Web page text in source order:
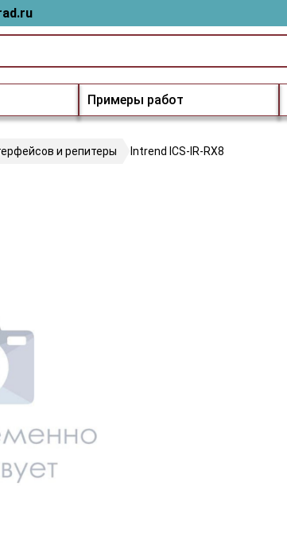
Примеры работ
и репитеры Intrend ICS-IR-RX8